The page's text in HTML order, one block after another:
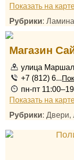
Показать на
Рубрики:
Магазин
улица
+7 (812) 6...
пн-пт
Показать на
Рубрики: Двери,